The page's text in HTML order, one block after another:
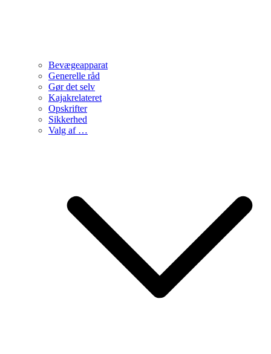
Bevægeapparat
Generelle råd
Gør det selv
Kajakrelateret
Opskrifter
Sikkerhed
Valg af …